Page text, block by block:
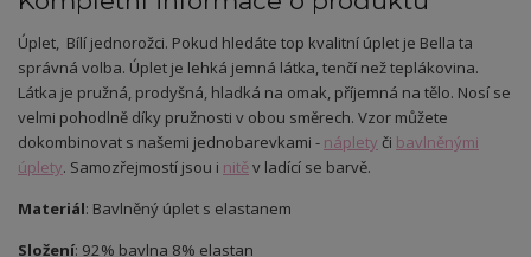
Úplet, Bílí jednorožci. Pokud hledáte top kvalitní úplet je Bella ta
správná volba. Úplet je lehká jemná látka, tenčí než teplákovina.
Látka je pružná, prodyšná, hladká na omak, příjemná na tělo. Nosí se
velmi pohodlně díky pružnosti v obou směrech. Vzor můžete
dokombinovat s našemi jednobarevkami - náplety či bavlněnými
úplety. Samozřejmostí jsou i nitěv ladící se barvě.
Materiál: Bavlněný úplet s elastanem
Složení: 92% bavlna 8% elastan